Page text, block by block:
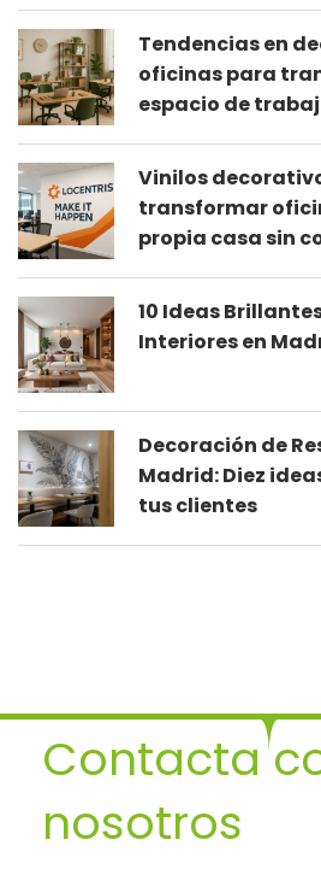
Tendencias en
oficinas para
espacio de
Vinilos
transformar
propia casa sin
10 Ideas
Interiores en
Decoración de
Madrid: Diez
tus clientes
Contacta
nosotros